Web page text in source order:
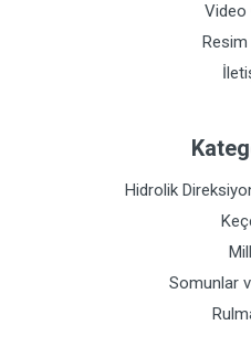
Video
Resim
Hidrolik
Somunlar